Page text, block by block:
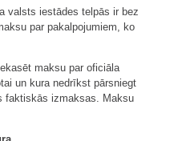
valsts iestādes telpās ir bez
par pakalpojumiem, ko
maksu par oficiāla
un kura nedrīkst pārsniegt
faktiskās izmaksas. Maksu